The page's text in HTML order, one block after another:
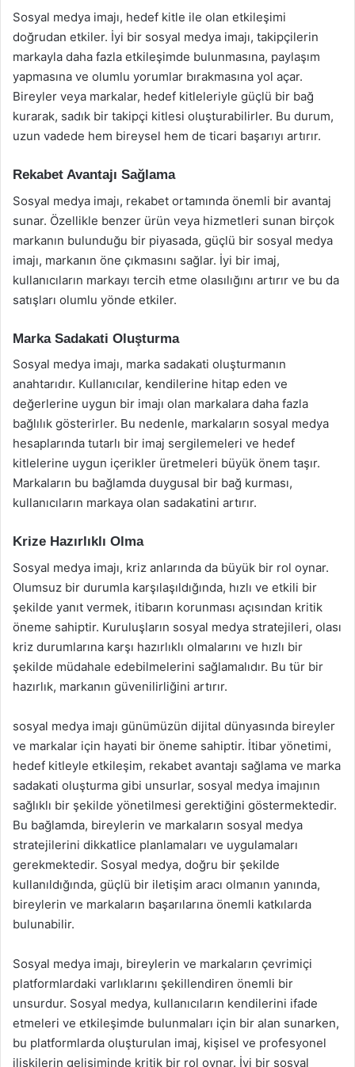
Sosyal medya imajı, hedef kitle ile olan etkileşimi
doğrudan etkiler. İyi bir sosyal medya imajı, takipçilerin
markayla daha fazla etkileşimde bulunmasına, paylaşım
yapmasına ve olumlu yorumlar bırakmasına yol açar.
Bireyler veya markalar, hedef kitleleriyle güçlü bir bağ
kurarak, sadık bir takipçi kitlesi oluşturabilirler. Bu durum,
uzun vadede hem bireysel hem de ticari başarıyı artırır.
Rekabet Avantajı Sağlama
Sosyal medya imajı, rekabet ortamında önemli bir avantaj
sunar. Özellikle benzer ürün veya hizmetleri sunan birçok
markanın bulunduğu bir piyasada, güçlü bir sosyal medya
imajı, markanın öne çıkmasını sağlar. İyi bir imaj,
kullanıcıların markayı tercih etme olasılığını artırır ve bu da
satışları olumlu yönde etkiler.
Marka Sadakati Oluşturma
Sosyal medya imajı, marka sadakati oluşturmanın
anahtarıdır. Kullanıcılar, kendilerine hitap eden ve
değerlerine uygun bir imajı olan markalara daha fazla
bağlılık gösterirler. Bu nedenle, markaların sosyal medya
hesaplarında tutarlı bir imaj sergilemeleri ve hedef
kitlelerine uygun içerikler üretmeleri büyük önem taşır.
Markaların bu bağlamda duygusal bir bağ kurması,
kullanıcıların markaya olan sadakatini artırır.
Krize Hazırlıklı Olma
Sosyal medya imajı, kriz anlarında da büyük bir rol oynar.
Olumsuz bir durumla karşılaşıldığında, hızlı ve etkili bir
şekilde yanıt vermek, itibarın korunması açısından kritik
öneme sahiptir. Kuruluşların sosyal medya stratejileri, olası
kriz durumlarına karşı hazırlıklı olmalarını ve hızlı bir
şekilde müdahale edebilmelerini sağlamalıdır. Bu tür bir
hazırlık, markanın güvenilirliğini artırır.
sosyal medya imajı günümüzün dijital dünyasında bireyler
ve markalar için hayati bir öneme sahiptir. İtibar yönetimi,
hedef kitleyle etkileşim, rekabet avantajı sağlama ve marka
sadakati oluşturma gibi unsurlar, sosyal medya imajının
sağlıklı bir şekilde yönetilmesi gerektiğini göstermektedir.
Bu bağlamda, bireylerin ve markaların sosyal medya
stratejilerini dikkatlice planlamaları ve uygulamaları
gerekmektedir. Sosyal medya, doğru bir şekilde
kullanıldığında, güçlü bir iletişim aracı olmanın yanında,
bireylerin ve markaların başarılarına önemli katkılarda
bulunabilir.
Sosyal medya imajı, bireylerin ve markaların çevrimiçi
platformlardaki varlıklarını şekillendiren önemli bir
unsurdur. Sosyal medya, kullanıcıların kendilerini ifade
etmeleri ve etkileşimde bulunmaları için bir alan sunarken,
bu platformlarda oluşturulan imaj, kişisel ve profesyonel
ilişkilerin gelişiminde kritik bir rol oynar. İyi bir sosyal